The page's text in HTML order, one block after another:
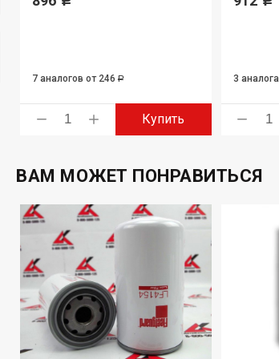
7 аналогов от 246 Р
Купить
3 аналога
ВАМ МОЖЕТ ПОНРАВИТЬСЯ